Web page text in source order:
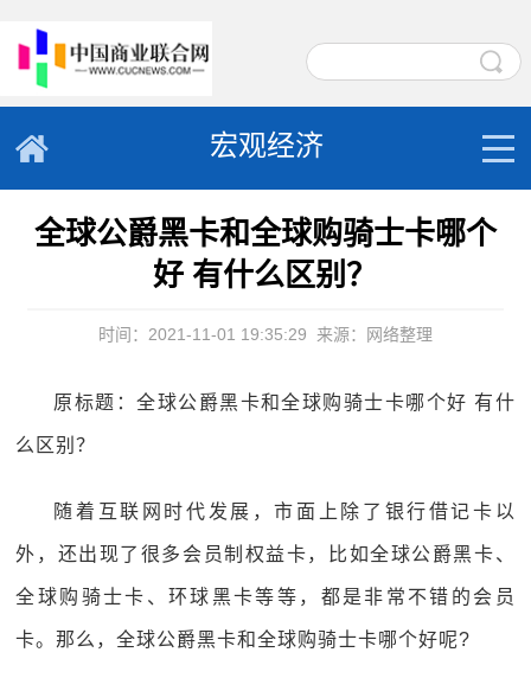
宏观经济
全球公爵黑卡和全球购骑士卡哪个
好 有什么区别？
时间：2021-11-01 19:35:29 来源：网络整理
原标题：全球公爵黑卡和全球购骑士卡哪个好 有什
么区别？
随着互联网时代发展，市面上除了银行借记卡以
外，还出现了很多会员制权益卡，比如全球公爵黑卡、
全球购骑士卡、环球黑卡等等，都是非常不错的会员
卡。那么，全球公爵黑卡和全球购骑士卡哪个好呢?